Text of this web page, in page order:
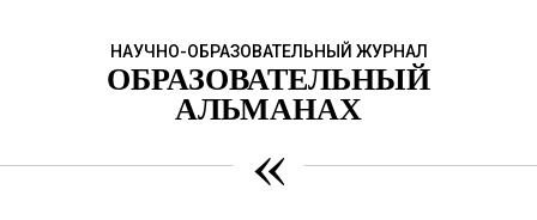
НАУЧНО-ОБРАЗОВАТЕЛЬНЫЙ ЖУРНАЛ
ОБРАЗОВАТЕЛЬНЫЙ
АЛЬМАНАХ
«